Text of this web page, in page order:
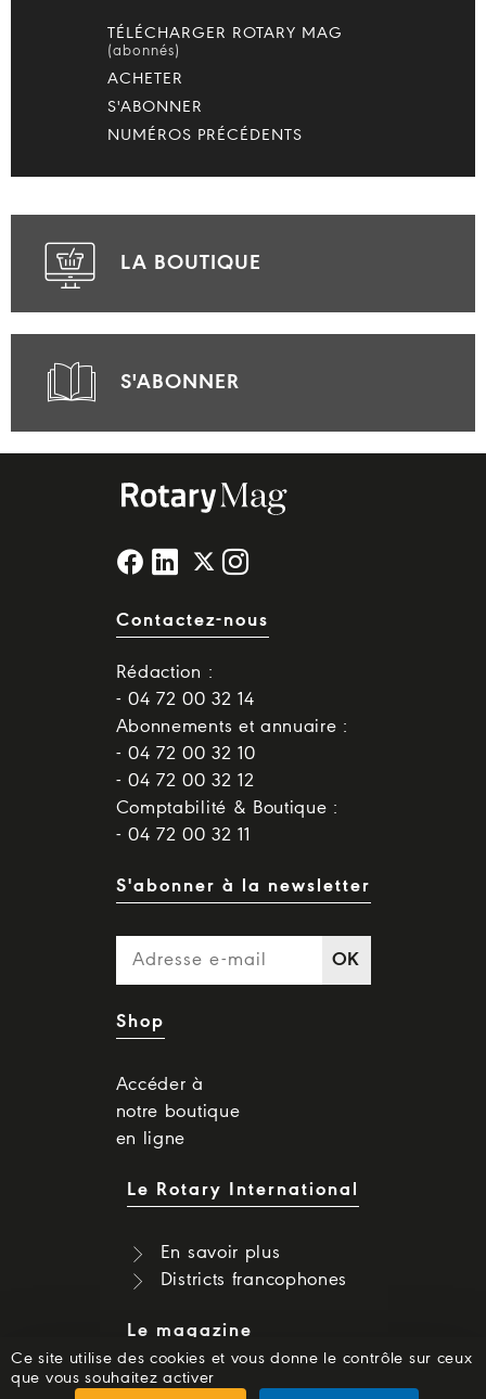
TÉLÉCHARGER ROTARY MAG
(abonnés)
ACHETER
S'ABONNER
NUMÉROS PRÉCÉDENTS
LA BOUTIQUE
S'ABONNER
Contactez-nous
Rédaction :
- 04 72 00 32 14
Abonnements et annuaire :
- 04 72 00 32 10
- 04 72 00 32 12
Comptabilité & Boutique :
- 04 72 00 32 11
S'abonner à la newsletter
OK
Shop
Accéder à
notre boutique
en ligne
Le Rotary International
En savoir plus
Districts francophones
Le magazine
Dernier numéro
Ce site utilise des cookies et vous donne le contrôle sur ceux
que vous souhaitez activer